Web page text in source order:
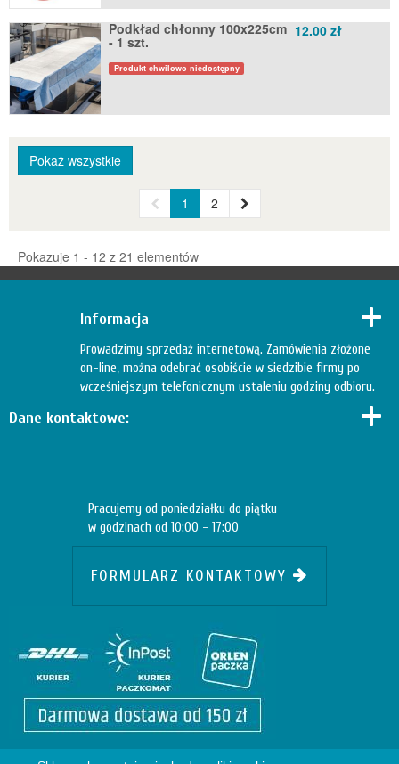
Podkład chłonny 100x225cm
- 1 szt.
Produkt chwilowo niedostępny
12.00 zł
Pokaż wszystkie
1 2
Pokazuje 1 - 12 z 21 elementów
Informacja
Prowadzimy sprzedaż internetową. Zamówienia złożone
on-line, można odebrać osobiście w siedzibie firmy po
wcześniejszym telefonicznym ustaleniu godziny odbioru.
Dane kontaktowe:
Pracujemy od poniedziałku do piątku
w godzinach od 10:00 - 17:00
FORMULARZ KONTAKTOWY